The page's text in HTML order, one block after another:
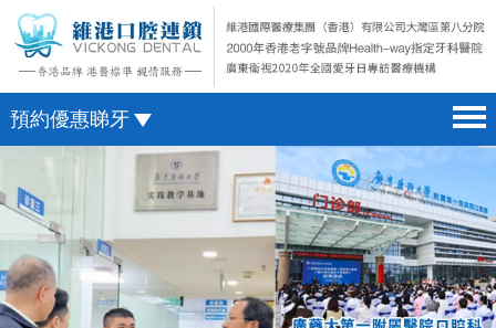
預約優惠睇牙
首頁 home page
醫院簡介 hospital introduction
醫生介紹 doctor introduction
醫療新聞 medical news
微信預約
WhatsApp預約